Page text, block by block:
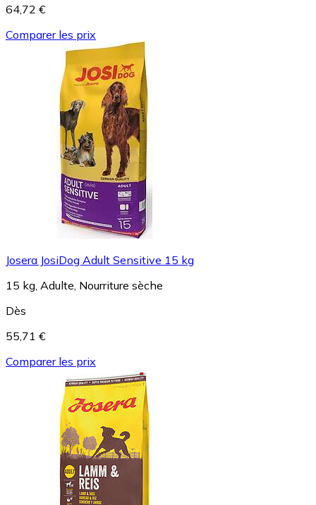
64,72 €
Comparer les prix
Josera JosiDog Adult Sensitive 15 kg
15 kg, Adulte, Nourriture sèche
Dès
55,71 €
Comparer les prix